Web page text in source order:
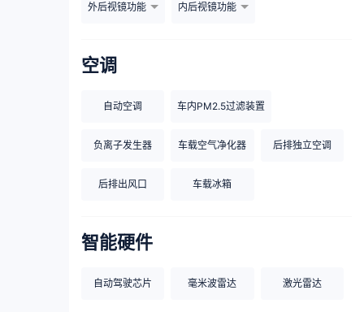
外后视镜功能 内后视镜功能
空调
自动空调 车内PM2.5过滤装置
负离子发生器 车载空气净化器 后排独立空调
后排出风口 车载冰箱
智能硬件
自动驾驶芯片 毫米波雷达 激光雷达